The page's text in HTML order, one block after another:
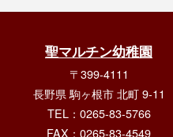
聖マルチン幼稚園
〒399-4111
長野県 駒ヶ根市 北町 9-11
TEL：0265-83-5766
FAX：0265-83-4549